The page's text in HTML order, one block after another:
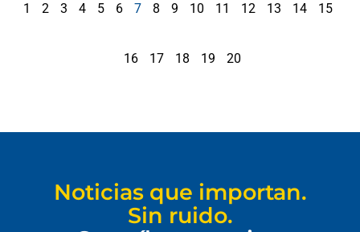
1 2 3 4 5 6 7 8 9 10 11 12 13 14 15
16 17 18 19 20
Noticias que importan.
Sin ruido.